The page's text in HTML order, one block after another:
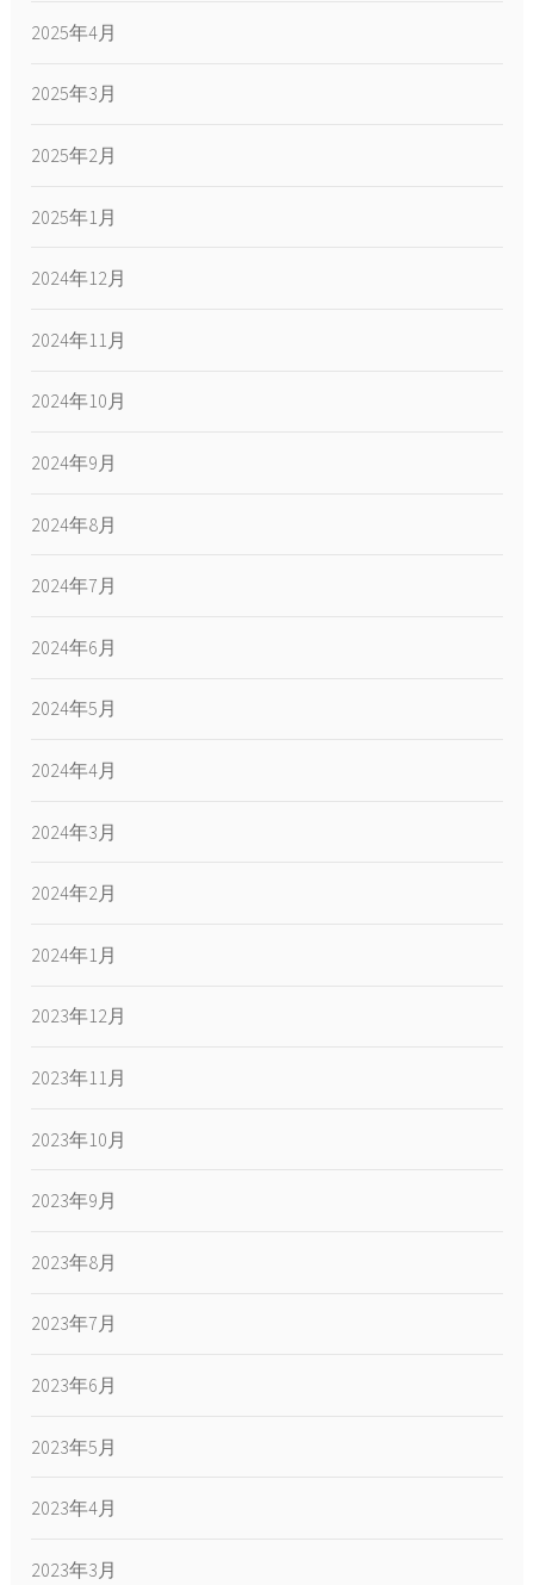
2025年4月
2025年3月
2025年2月
2025年1月
2024年12月
2024年11月
2024年10月
2024年9月
2024年8月
2024年7月
2024年6月
2024年5月
2024年4月
2024年3月
2024年2月
2024年1月
2023年12月
2023年11月
2023年10月
2023年9月
2023年8月
2023年7月
2023年6月
2023年5月
2023年4月
2023年3月